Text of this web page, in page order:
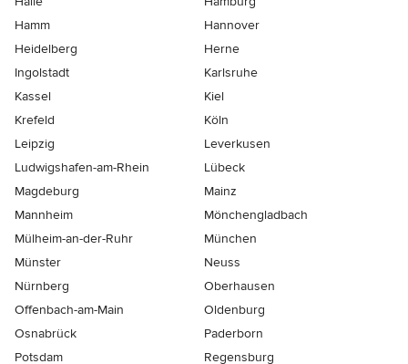
Hamm
Hannover
Heidelberg
Herne
Ingolstadt
Karlsruhe
Kassel
Kiel
Krefeld
Köln
Leipzig
Leverkusen
Ludwigshafen-am-Rhein
Lübeck
Magdeburg
Mainz
Mannheim
Mönchen­gladbach
Mülheim-an-der-Ruhr
München
Münster
Neuss
Nürnberg
Oberhausen
Offenbach-am-Main
Oldenburg
Osnabrück
Paderborn
Potsdam
Regensburg